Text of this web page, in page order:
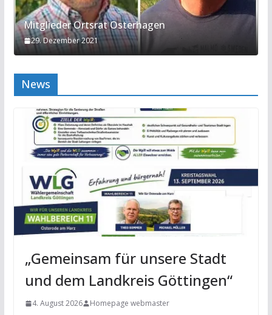
Mitglieder Ortsrat Osterhagen
29. Dezember 2021
News
„Gemeinsam für unsere Stadt
und dem Landkreis Göttingen“
4. August 2026 Homepage webmaster